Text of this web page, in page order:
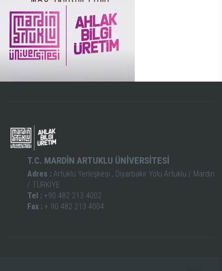
T.C. MARDİN ARTUKLU ÜNİVERSİTESİ
Adres : Artuklu Yerleşkesi , Diyarbakır Yolu Artuklu / Mardin
/ TÜRKİYE
Tel : +90 482 213 4002
Fax : + 90 482 213 4004